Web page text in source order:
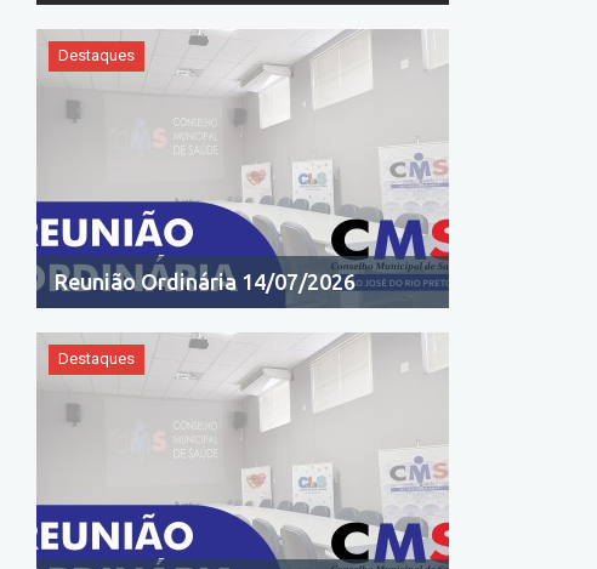
Destaques
Reunião Ordinária 14/07/2026
Destaques